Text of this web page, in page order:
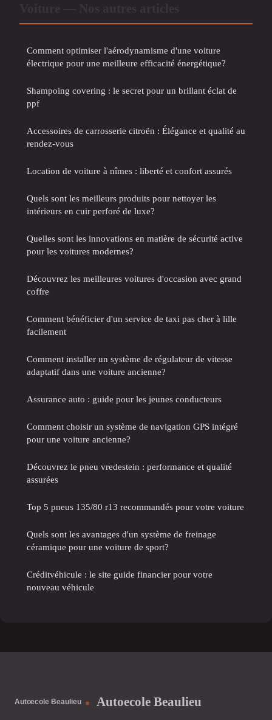
Comment optimiser l'aérodynamisme d'une voiture
électrique pour une meilleure efficacité énergétique?
Shampoing covering : le secret pour un brillant éclat de
ppf
Accessoires de carrosserie citroën : Élégance et qualité au
rendez-vous
Location de voiture à nîmes : liberté et confort assurés
Quels sont les meilleurs produits pour nettoyer les
intérieurs en cuir perforé de luxe?
Quelles sont les innovations en matière de sécurité active
pour les voitures modernes?
Découvrez les meilleures voitures d'occasion avec grand
coffre
Comment bénéficier d'un service de taxi pas cher à lille
facilement
Comment installer un système de régulateur de vitesse
adaptatif dans une voiture ancienne?
Assurance auto : guide pour les jeunes conducteurs
Comment choisir un système de navigation GPS intégré
pour une voiture ancienne?
Découvrez le pneu vredestein : performance et qualité
assurées
Top 5 pneus 135/80 r13 recommandés pour votre voiture
Quels sont les avantages d'un système de freinage
céramique pour une voiture de sport?
Créditvéhicule : le site guide financier pour votre
nouveau véhicule
Autoecole Beaulieu